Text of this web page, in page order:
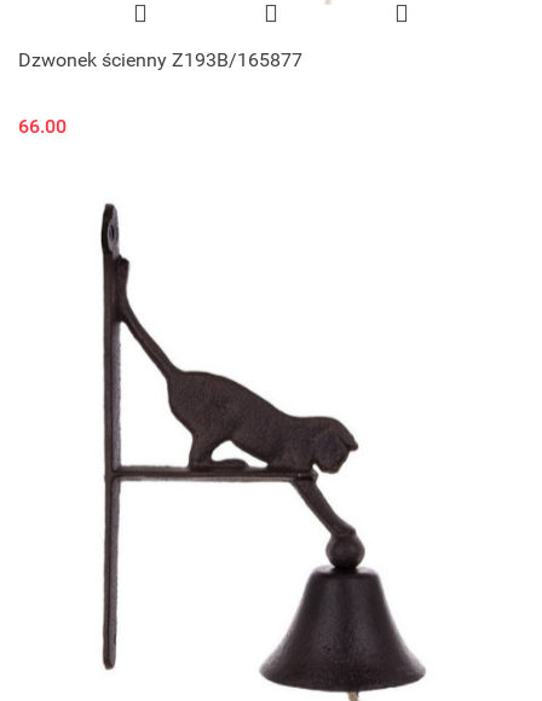
Dzwonek ścienny Z193B/165877
66.00